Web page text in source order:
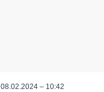
08.02.2024 – 10:42